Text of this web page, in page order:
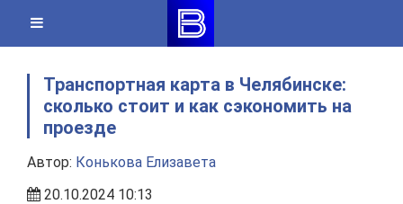
content
Транспортная карта в Челябинске:
сколько стоит и как сэкономить на
проезде
Автор: Конькова Елизавета
20.10.2024 10:13